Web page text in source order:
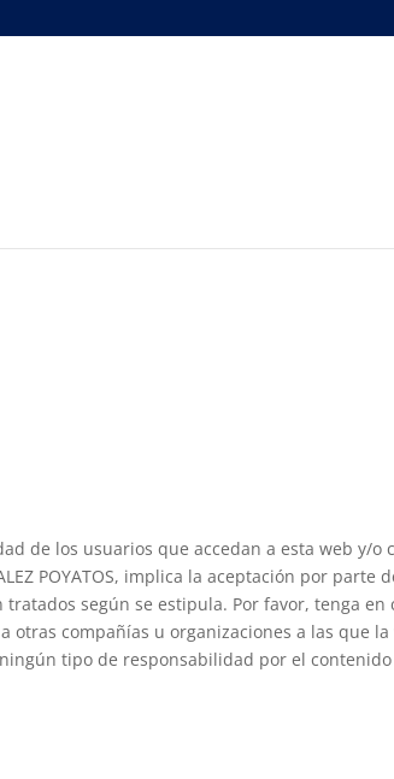
de los usuarios que accedan a esta web y/
POYATOS, implica la aceptación por
según se estipula. Por favor, tenga
compañías u organizaciones a las que la
tipo de responsabilidad por el